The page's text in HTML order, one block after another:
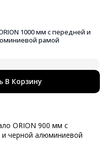
1000 мм с передней и
рамой
В Корзину